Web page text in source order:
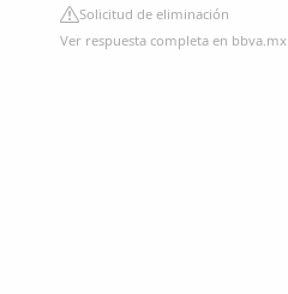
Solicitud de eliminación
Ver respuesta completa en bbva.mx